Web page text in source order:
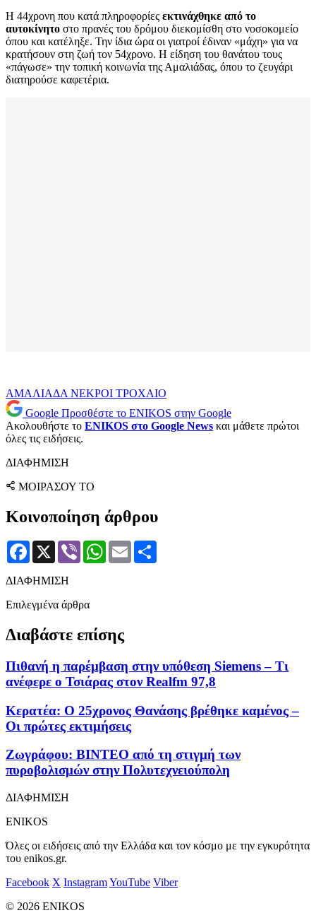
Η 44χρονη που κατά πληροφορίες εκτινάχθηκε από το
αυτοκίνητο στο πρανές του δρόμου διεκομίσθη στο νοσοκομείο
όπου και κατέληξε. Την ίδια ώρα οι γιατροί έδιναν «μάχη» για να
κρατήσουν στη ζωή τον 54χρονο. Η είδηση του θανάτου τους
«πάγωσε» την τοπική κοινωνία της Αμαλιάδας, όπου το ζευγάρι
διατηρούσε καφετέρια.
ΑΜΑΛΙΑΔΑ ΝΕΚΡΟΙ ΤΡΟΧΑΙΟ
Google Προσθέστε το ENIKOS στην Google
Ακολουθήστε το ENIKOS στο Google News και μάθετε πρώτοι
όλες τις ειδήσεις.
ΔΙΑΦΗΜΙΣΗ
ΜΟΙΡΑΣΟΥ ΤΟ
Κοινοποίηση άρθρου
Facebook
X Viber WhatsApp
Email
ΔΙΑΦΗΜΙΣΗ
Επιλεγμένα άρθρα
Διαβάστε επίσης
Πιθανή η παρέμβαση στην υπόθεση Siemens – Τι
ανέφερε ο Τσιάρας στον Realfm 97,8
Κερατέα: Ο 25χρονος Θανάσης βρέθηκε καμένος –
Οι πρώτες εκτιμήσεις
Ζωγράφου: ΒΙΝΤΕΟ από τη στιγμή των
πυροβολισμών στην Πολυτεχνειούπολη
ΔΙΑΦΗΜΙΣΗ
ENIKOS
Όλες οι ειδήσεις από την Ελλάδα και τον κόσμο με την εγκυρότητα
του enikos.gr.
Facebook X InstagramYouTube Viber
© 2026 ENIKOS